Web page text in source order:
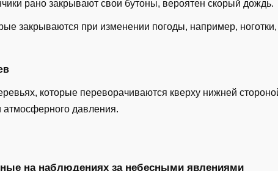
рано закрывают свои бутоны, вероятен скорый дождь.
закрываются при изменении погоды, например,
которые переворачиваются кверху нижней
атмосферного давления.
на наблюдениях за небесными явлениями